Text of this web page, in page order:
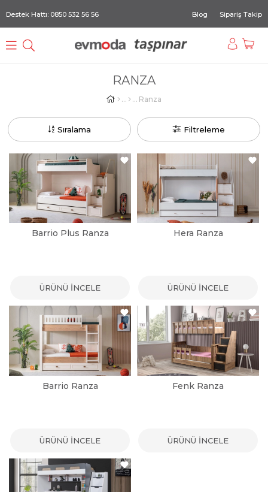
Destek Hattı: 0850 532 56 56 Blog Sipariş Takip
RANZA
Ranza
Filtreleme
Sıralama
Barrio Plus Ranza
ÜRÜNÜ İNCELE
Hera Ranza
ÜRÜNÜ İNCELE
Barrio Ranza
ÜRÜNÜ İNCELE
Fenk Ranza
ÜRÜNÜ İNCELE